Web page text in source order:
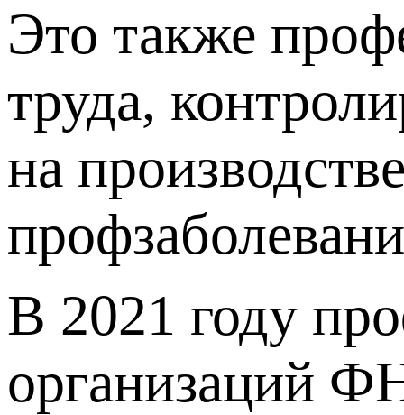
Это также
труда,
на
В 2021 году
организаций